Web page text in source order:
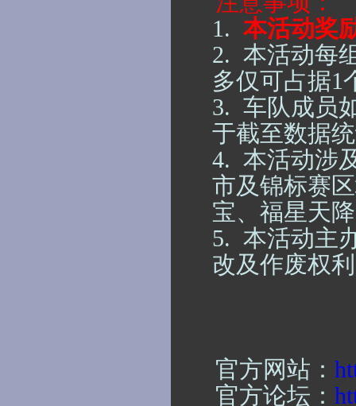
1. 本活动奖
2. 本活动每
多仅可占据1
3. 车队成员
于截至数据
4. 本活动涉
市及锦标赛
宝、福星天
5. 本活动主
改及作废权
官方网站：
官方论坛：